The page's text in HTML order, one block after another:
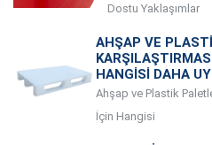
Dostu Yaklaşımlar
AHŞAP VE
HANGISI DAHA
Ahşap ve Plastik
İçin Hangisi